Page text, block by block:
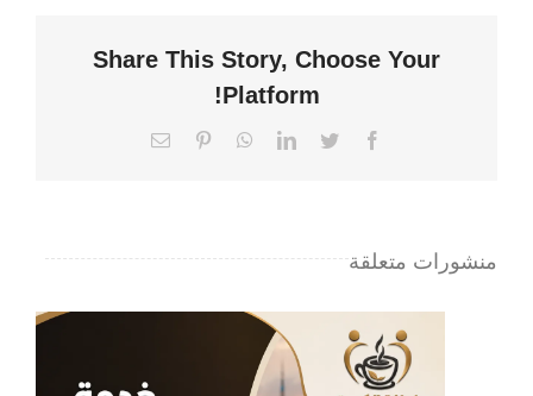
Share This Story, Choose Your
Platform!
Facebook
Twitter
LinkedIn
WhatsApp
Pinterest
Email
منشورات متعلقة